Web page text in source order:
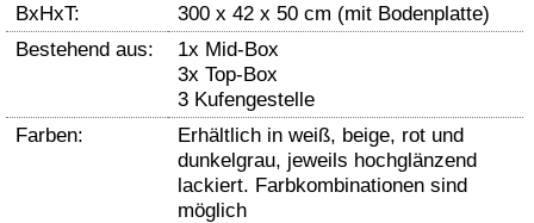
BxHxT:
300 x 42 x 50 cm (mit Bodenplatte)
Bestehend aus:
1x Mid-Box
3x Top-Box
3 Kufengestelle
Farben:
Erhältlich in weiß, beige, rot und
dunkelgrau, jeweils hochglänzend
lackiert. Farbkombinationen sind
möglich